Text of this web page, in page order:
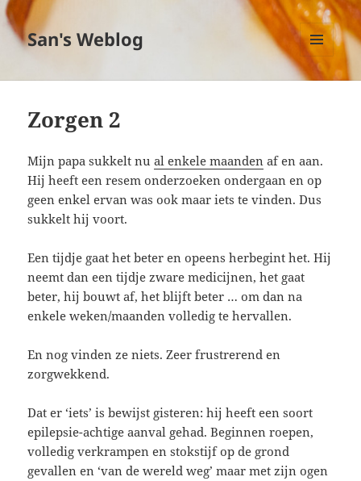
San's Weblog
MENU
EN
Zorgen 2
Mijn papa sukkelt nual enkele maanden af en aan.
Hij heeft een resem onderzoeken ondergaan en op
geen enkel ervan was ook maar iets te vinden. Dus
sukkelt hij voort.
Een tijdje gaat het beter en opeens herbegint het. Hij
neemt dan een tijdje zware medicijnen, het gaat
beter, hij bouwt af, het blijft beter … om dan na
enkele weken/maanden volledig te hervallen.
En nog vinden ze niets. Zeer frustrerend en
zorgwekkend.
Dat er ‘iets’ is bewijst gisteren: hij heeft een soort
epilepsie-achtige aanval gehad. Beginnen roepen,
volledig verkrampen en stokstijf op de grond
gevallen en ‘van de wereld weg’ maar met zijn ogen